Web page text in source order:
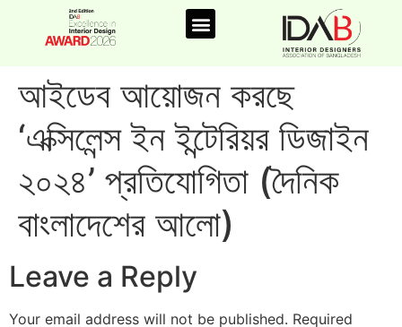
আইডেব আয়োজন করছে
‘এক্সিলেন্স ইন ইন্টেরিয়র ডিজাইন
২০২৪’ প্রতিযোগিতা (দৈনিক
বাংলাদেশের আলো)
Leave a Reply
Your email address will not be published. Required